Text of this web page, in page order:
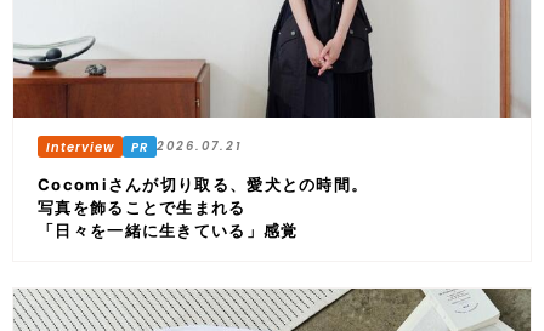
2026.07.21
Cocomiさんが切り取る、愛犬との時間。
写真を飾ることで生まれる
「日々を一緒に生きている」感覚